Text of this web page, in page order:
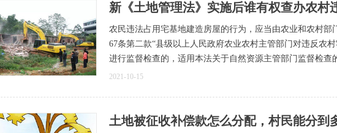
新《土地管理法》实施后谁有权查办农村
农民违法占用宅基地建造房屋的行为，应当由农业和农村部
67条第二款“县级以上人民政府农业农村主管部门对违反农
进行监督检查的，适用本法关于自然资源主管部门监督检查
2021-10-15
土地被征收补偿款怎么分配，村民能分到